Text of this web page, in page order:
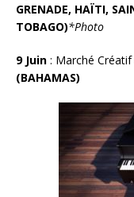
GRENADE, HAÏTI,
TOBAGO)*Photo
9 Juin : Marché
(BAHAMAS)